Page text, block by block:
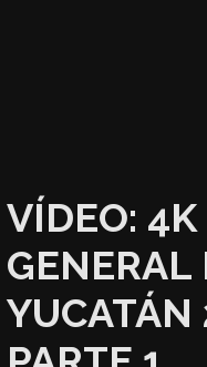
VÍDEO:
GENERAL